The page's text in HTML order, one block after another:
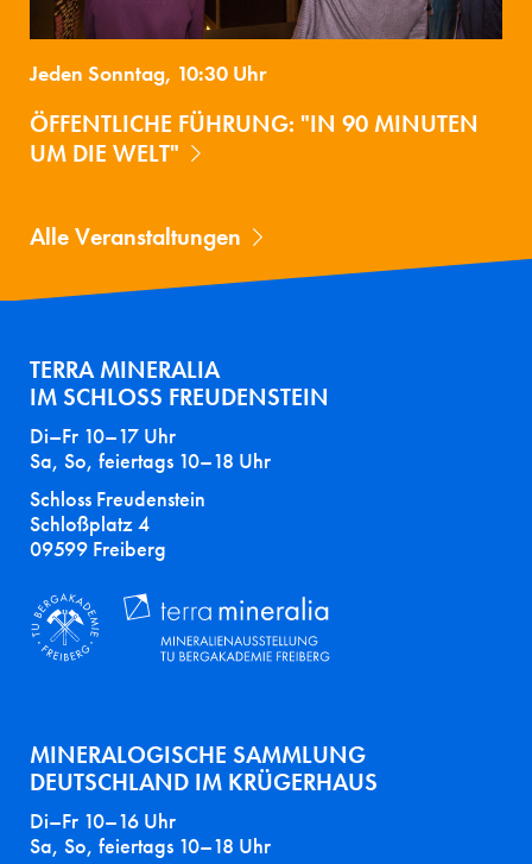
Jeden Sonntag, 10:30 Uhr
ÖFFENTLICHE FÜHRUNG: "IN 90 MINUTEN
UM DIE WELT"
Alle Veranstaltungen
TERRA MINERALIA
IM SCHLOSS FREUDENSTEIN
Di–Fr 10–17 Uhr
Sa, So, feiertags 10–18 Uhr
Schloss Freudenstein
Schloßplatz 4
09599 Freiberg
MINERALOGISCHE SAMMLUNG
DEUTSCHLAND IM KRÜGERHAUS
Di–Fr 10–16 Uhr
Sa, So, feiertags 10–18 Uhr